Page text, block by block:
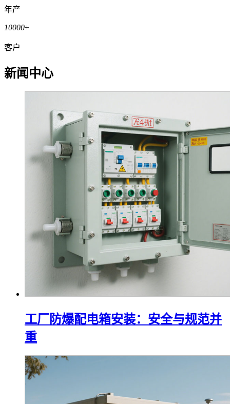
年产
10000+
客户
新闻中心
工厂防爆配电箱安装：安全与规范并
重